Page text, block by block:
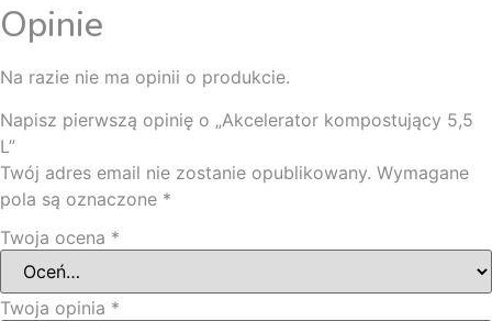
Opinie
Na razie nie ma opinii o produkcie.
Napisz pierwszą opinię o „Akcelerator kompostujący 5,5
L”
Twój adres email nie zostanie opublikowany. Wymagane
pola są oznaczone *
Twoja ocena *
Twoja opinia *